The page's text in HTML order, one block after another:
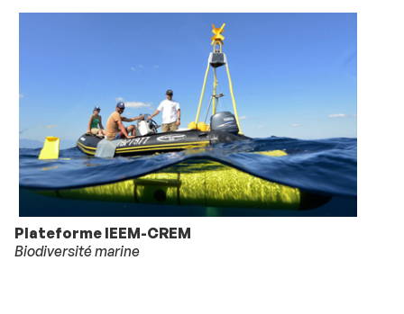
Plateforme IEEM-CREM
Biodiversité marine